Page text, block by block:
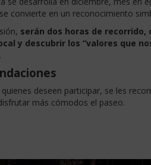
convierte en un reconocimiento
serán dos horas de
y descubrir los “valores que
quienes deseen participar, se les
más cómodos el paseo.